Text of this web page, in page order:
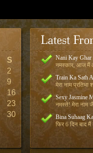
S
2
9
16
23
30
Nani Kay Ghar
नमस्कार, आज मैं
Train Ka Sath
मेरा नाम प्रतिभा
Sexy Jasmine
नमस्ते! मेरा नाम
Bina Suhaag
फिर 6 दिन बाद